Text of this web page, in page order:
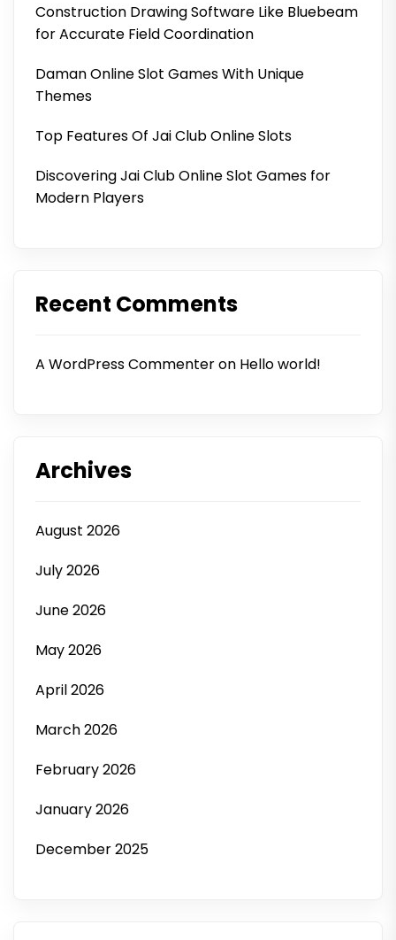
Construction Drawing Software Like Bluebeam
for Accurate Field Coordination
Daman Online Slot Games With Unique
Themes
Top Features Of Jai Club Online Slots
Discovering Jai Club Online Slot Games for
Modern Players
Recent Comments
A WordPress Commenteron Hello world!
Archives
August 2026
July 2026
June 2026
May 2026
April 2026
March 2026
February 2026
January 2026
December 2025